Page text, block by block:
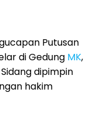
Putusan
di Gedung MK,
dipimpin
hakim